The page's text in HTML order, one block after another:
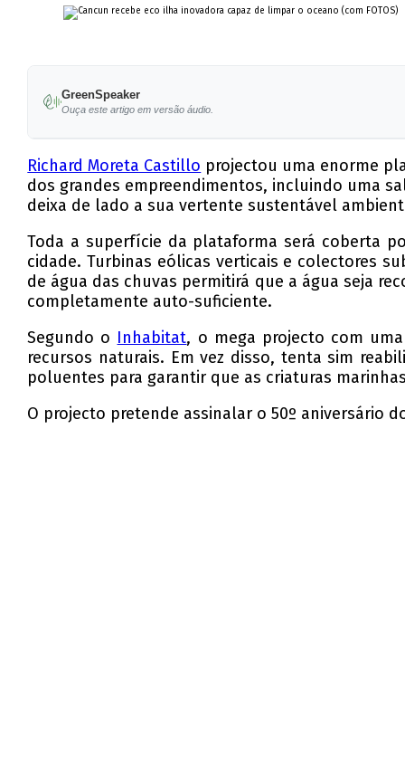
GreenSpeaker
Ouça este artigo em versão áudio.
Richard Moreta Castillo projectou uma enorme
dos grandes empreendimentos, incluindo uma
deixa de lado a sua vertente sustentável
Toda a superfície da plataforma será coberta
cidade. Turbinas eólicas verticais e colectores
de água das chuvas permitirá que a água seja
completamente auto-suficiente.
Segundo o Inhabitat, o mega projecto com
recursos naturais. Em vez disso, tenta sim
poluentes para garantir que as criaturas
O projecto pretende assinalar o 50º aniversário